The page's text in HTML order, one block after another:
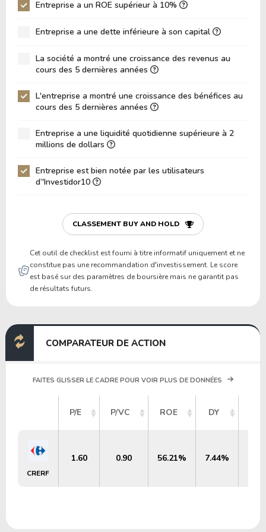
ROIC (RETOUR SUR CAPITAL INVESTI)
ROA (Retour sur Actifs)
Dette Nette / EBITDA
Dette Nette / EBIT
Dette Brute / Capitaux Propres
Capitaux Propres / Actifs
0.20
Passifs / Actifs
Ratio de Liquidité
P/Actif Circulant Net
Entreprise a un ROE supérieur à 10%
Entreprise a une dette inférieure à son capital
La société a montré une croissance des revenus au
cours des 5 dernières années
L'entreprise a montré une croissance des bénéfices au
cours des 5 dernières années
Entreprise a une liquidité quotidienne supérieure à 2
millions de dollars
Entreprise est bien notée par les utilisateurs
d’'Investidor10
CLASSEMENT BUY AND HOLD
Cet outil de checklist est fourni à titre informatif uniquement et ne
constitue pas une recommandation d'investissement. Le score
est basé sur des paramètres de boursière mais ne garantit pas
de résultats futurs.
COMPARATEUR DE ACTION
FAITES GLISSER LE CADRE POUR VOIR PLUS DE DONNÉES
P/E P/VC ROE DY
CRERF
1.60 0.90 56.21% 7.44%